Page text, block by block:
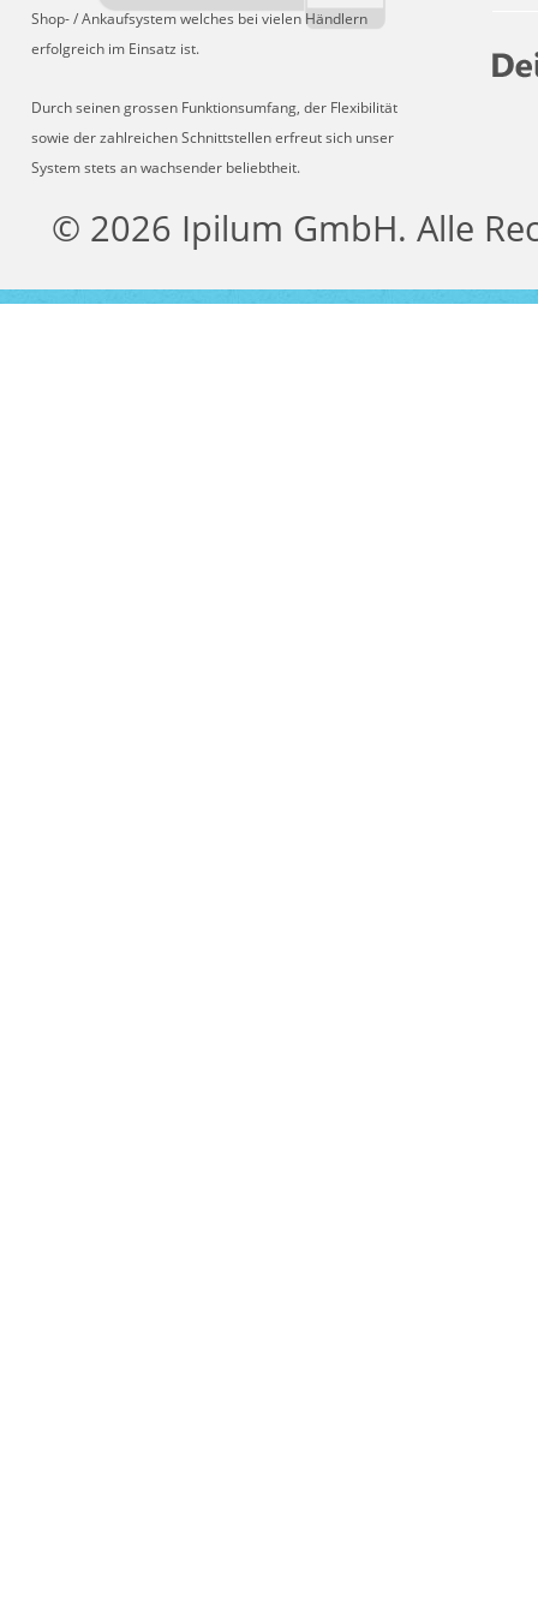
Shop- / Ankaufsystem welches bei vielen Händlern
erfolgreich im Einsatz ist.
Durch seinen grossen Funktionsumfang, der Flexibilität
sowie der zahlreichen Schnittstellen erfreut sich unser
System stets an wachsender beliebtheit.
© 2026 Ipilum GmbH. Alle